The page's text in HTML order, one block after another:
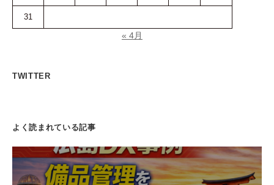
31
« 4月
TWITTER
よく読まれている記事